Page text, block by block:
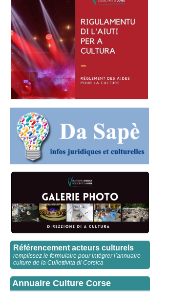
Référencement acteurs culturels
remplissez le formulaire pour intégrer l’annuaire
culture de la Cullettivita di Corsica
Annuaire Culture Corse